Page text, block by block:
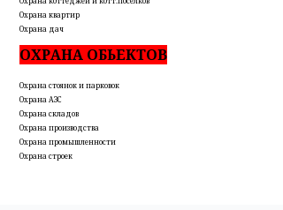
Охрана квартир
Охрана дач
ОХРАНА ОБЬЕКТОВ
Охрана стоянок и парковок
Охрана АЗС
Охрана складов
Охрана производства
Охрана промышленности
Охрана строек